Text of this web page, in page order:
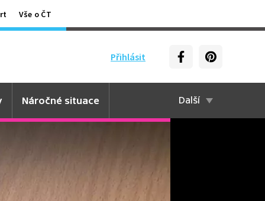
Vše o ČT
Přihlásit
Náročné situace Další